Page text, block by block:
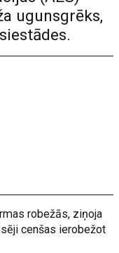
ugunsgrēks,
robežās, ziņoja
cenšas ierobežot